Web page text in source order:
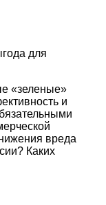
для
«зеленые»
и
вреда
Каких